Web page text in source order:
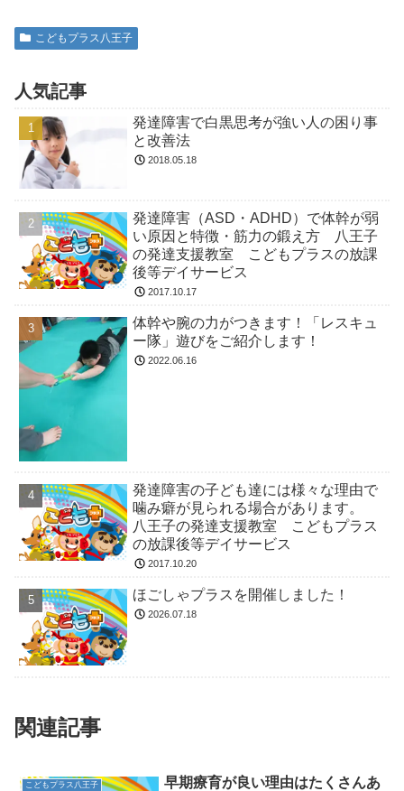
こどもプラス八王子
人気記事
発達障害で白黒思考が強い人の困り事
と改善法
2018.05.18
発達障害（ASD・ADHD）で体幹が弱
い原因と特徴・筋力の鍛え方 八王子
の発達支援教室 こどもプラスの放課
後等デイサービス
2017.10.17
体幹や腕の力がつきます！「レスキュ
ー隊」遊びをご紹介します！
2022.06.16
発達障害の子ども達には様々な理由で
噛み癖が見られる場合があります。
八王子の発達支援教室 こどもプラス
の放課後等デイサービス
2017.10.20
ほごしゃプラスを開催しました！
2026.07.18
関連記事
こどもプラス八王子
早期療育が良い理由はたくさんあ